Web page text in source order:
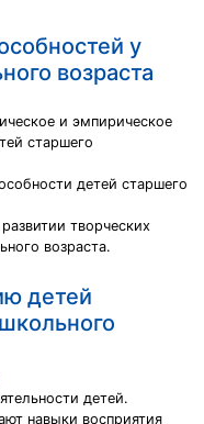
у
возраста
и эмпирическое
старшего
детей старшего
творческих
возраста.
детей
детей.
навыки восприятия